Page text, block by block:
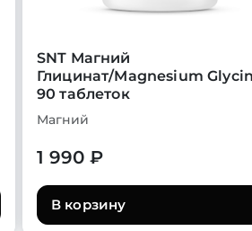
SNT Магний
Глицинат/Magnesium
90 таблеток
Магний
1 990 ₽
В корзину